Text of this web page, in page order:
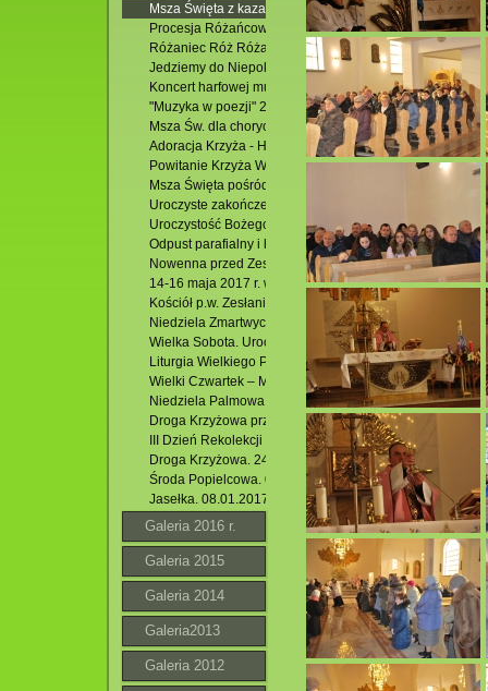
Msza Święta z kazaniem rekolekcyjnym. 17.12.2017 r/
Procesja Różańcowa w Jacni. 08.10.2017 r.
Różaniec Róż Różańcowych i Msza Święta. 07.10.2017 r.
Jedziemy do Niepokalanowa!
Koncert harfowej muzyki solowej i kameralnej. 23.08.207
"Muzyka w poezji" 22.08.2017 r.
Msza Św. dla chorych. Pożegnanie Krzyża
Adoracja Krzyża - Hutki
Powitanie Krzyża Wielkopiątkowego Jana Pawła II i
Msza Święta pośród stawów. 24.06.2017 r.
Uroczyste zakończenie Oktawy Bożego Ciała.
Uroczystość Bożego Ciała. 15.062017 r.
Odpust parafialny i bierzmowanie młodzieży.04.06.2017
Nowenna przed Zesłaniem Ducha Św. i modlitwa
14-16 maja 2017 r. wycieczka młodzieży
Kościół p.w. Zesłania Ducha Św. w
Niedziela Zmartwychwstania . 16.04.2017 r. Rezurekcja.
Wielka Sobota. Uroczysta Liturgia Wigilii
Liturgia Wielkiego Piątku.2017 r.
Wielki Czwartek – Msza Św. Wieczerzy Pańskiej
Niedziela Palmowa. 09.04.2017 r.
Droga Krzyżowa przez osiedle Podzamek. 07.04.2017 r.
III Dzień Rekolekcji Wielkopostnych Zakończenie.
Droga Krzyżowa. 24.03.2017 r.
Środa Popielcowa. 01.03.2017 r.
Jasełka. 08.01.2017 r.
Galeria 2016 r.
Galeria 2015
Galeria 2014
Galeria2013
Galeria 2012